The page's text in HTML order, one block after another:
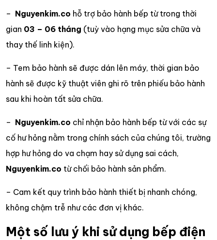
– Nguyenkim.co hỗ trợ bảo hành bếp từ trong thời
gian 03 – 06 tháng (tuỳ vào hạng mục sửa chữa và
thay thế linh kiện).
– Tem bảo hành sẽ được dán lên máy, thời gian bảo
hành sẽ được kỹ thuật viên ghi rõ trên phiếu bảo hành
sau khi hoàn tất sửa chữa.
– Nguyenkim.co chỉ nhận bảo hành bếp từ với các sự
cố hư hỏng nằm trong chính sách của chúng tôi, trường
hợp hư hỏng do va chạm hay sử dụng sai cách,
Nguyenkim.co từ chối bảo hành sản phẩm.
– Cam kết quy trình bảo hành thiết bị nhanh chóng,
không chậm trễ như các đơn vị khác.
Một số lưu ý khi sử dụng bếp điện